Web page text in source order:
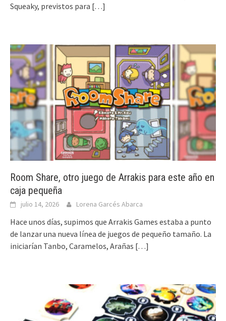
Squeaky, previstos para […]
Room Share, otro juego de Arrakis para este año en
caja pequeña
julio 14, 2026 Lorena Garcés Abarca
Hace unos días, supimos que Arrakis Games estaba a punto
de lanzar una nueva línea de juegos de pequeño tamaño. La
iniciarían Tanbo, Caramelos, Arañas […]